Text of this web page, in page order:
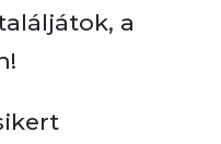
a